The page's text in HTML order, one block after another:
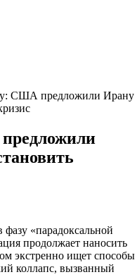
США предложили Ирану
«парадоксальной
продолжает наносить
экстренно ищет способы
коллапс, вызванный